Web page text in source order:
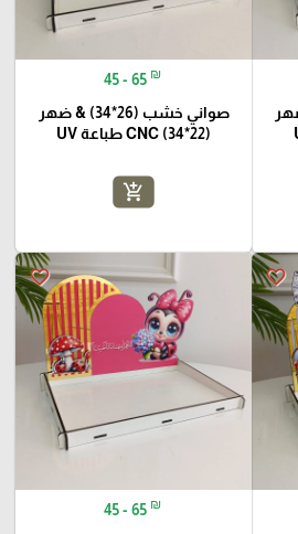
& ضهر
45 - 65 ₪
صواني خشب (26*34) & ضهر
(22*34) CNC طباعة UV
add_shopping_cart
favorite_border
favorite_border
45 - 65 ₪